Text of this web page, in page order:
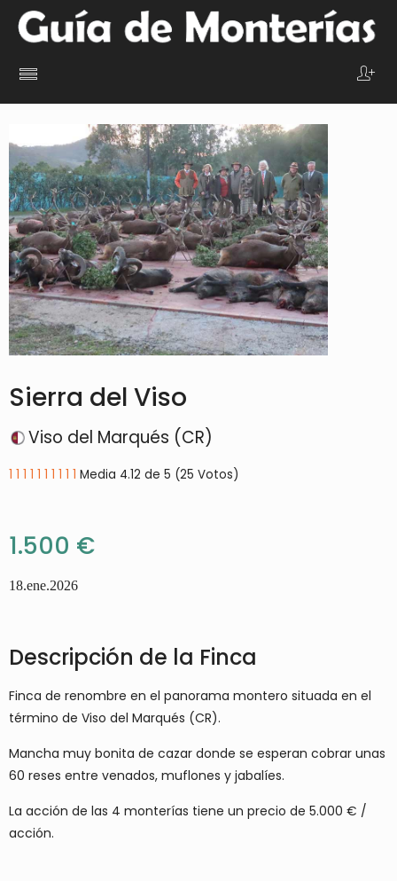
Sierra del Viso
Viso del Marqués (CR)
1 1 1 1 1 1 1 1 1 1 Media 4.12 de 5 (25 Votos)
1.500 €
18.ene.2026
Descripción de la Finca
Finca de renombre en el panorama montero situada en el
término de Viso del Marqués (CR).
Mancha muy bonita de cazar donde se esperan cobrar unas
60 reses entre venados, muflones y jabalíes.
La acción de las 4 monterías tiene un precio de 5.000 € /
acción.